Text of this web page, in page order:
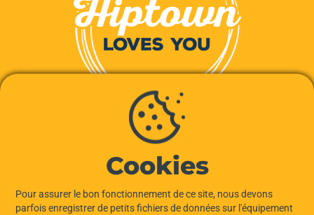
Notre histoire
Cookies
Pour assurer le bon fonctionnement de ce site, nous devons
parfois enregistrer de petits fichiers de données sur l'équipement